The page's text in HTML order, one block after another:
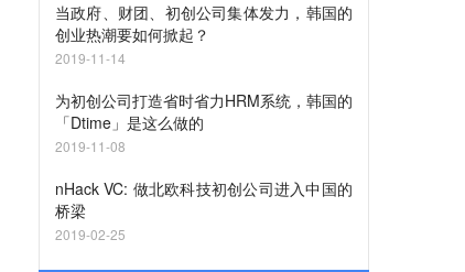
当政府、财团、初创公司集体发力，韩国的
创业热潮要如何掀起？
2019-11-14
为初创公司打造省时省力HRM系统，韩国的
「Dtime」是这么做的
2019-11-08
nHack VC: 做北欧科技初创公司进入中国的
桥梁
2019-02-25